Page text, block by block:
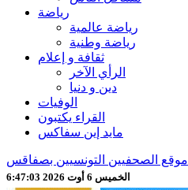
رياضة
رياضة عالمية
رياضة وطنية
ثقافة و إعلام
الرأي الآخر
دين و دنيا
الوفيات
القراء يكتبون
مايد إين سفاكس
موقع الصحفيين التونسيين بصفاقس
الخميس 6 أوت 2026 6:47:05